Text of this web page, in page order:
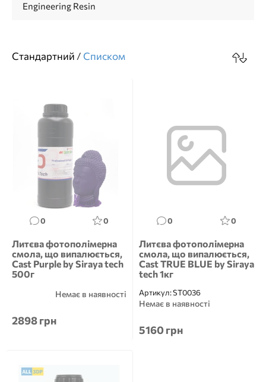
Engineering Resin
Стандартний / Cписком
0 0
Литєва фотополімерна
смола, що випалюється,
Cast Purple by Siraya tech
500г
Немає в наявності
2898 грн
0 0
Литєва фотополімерна
смола, що випалюється,
Cast TRUE BLUE by Siraya
tech 1кг
Артикул:ST0036
Немає в наявності
5160 грн